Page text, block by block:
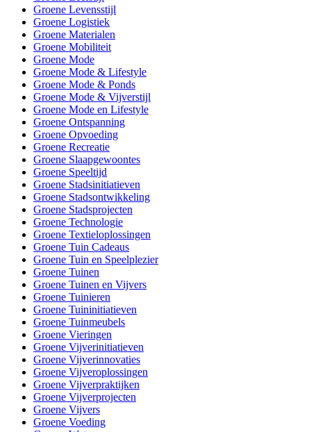
Groene Levensstijl
Groene Logistiek
Groene Materialen
Groene Mobiliteit
Groene Mode
Groene Mode & Lifestyle
Groene Mode & Ponds
Groene Mode & Vijverstijl
Groene Mode en Lifestyle
Groene Ontspanning
Groene Opvoeding
Groene Recreatie
Groene Slaapgewoontes
Groene Speeltijd
Groene Stadsinitiatieven
Groene Stadsontwikkeling
Groene Stadsprojecten
Groene Technologie
Groene Textieloplossingen
Groene Tuin Cadeaus
Groene Tuin en Speelplezier
Groene Tuinen
Groene Tuinen en Vijvers
Groene Tuinieren
Groene Tuininitiatieven
Groene Tuinmeubels
Groene Vieringen
Groene Vijverinitiatieven
Groene Vijverinnovaties
Groene Vijveroplossingen
Groene Vijverpraktijken
Groene Vijverprojecten
Groene Vijvers
Groene Voeding